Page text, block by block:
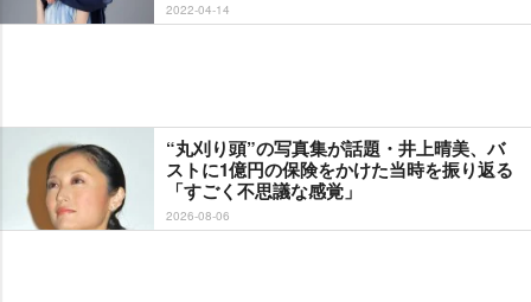
2022-04-14
“丸刈り頭”の写真集が話題・井上晴美、バ
ストに1億円の保険をかけた当時を振り返る
「すごく不思議な感覚」
2026-08-06